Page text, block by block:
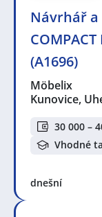
Návrhář
(A1696)
Möbelix
Kunovice,
30 000 –
Vhodné
dnešní